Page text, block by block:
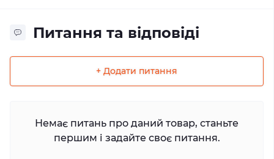
Питання та відповіді
+ Додати питання
Немає питань про даний товар, станьте
першим і задайте своє питання.